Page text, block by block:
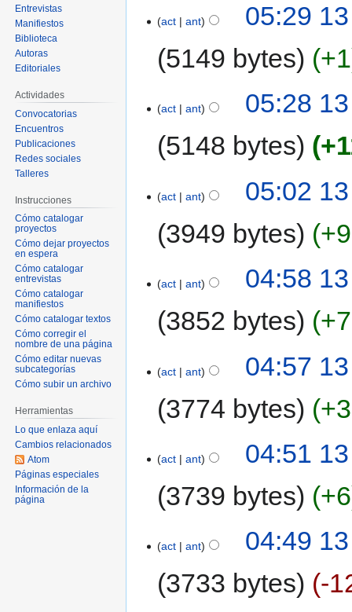
act ant
05:29
5149 bytes
+1
act ant
05:28
5148 bytes
act ant
05:02
3949 bytes
act ant
04:58
3852 bytes
act ant
04:57
3774 bytes
act ant
04:51
3739 bytes
+6
act ant
04:49
3733 bytes
-
Entrevistas
Manifiestos
Biblioteca
Autoras
Editoriales
Actividades
Convocatorias
Encuentros
Publicaciones
Redes sociales
Talleres
Instrucciones
Cómo catalogar
proyectos
Cómo dejar proyectos
en espera
Cómo catalogar
entrevistas
Cómo catalogar
manifiestos
Cómo catalogar textos
Cómo corregir el
nombre de una página
Cómo editar nuevas
subcategorías
Cómo subir un archivo
Herramientas
Lo que enlaza aquí
Cambios relacionados
Atom
Páginas especiales
Información de la
página